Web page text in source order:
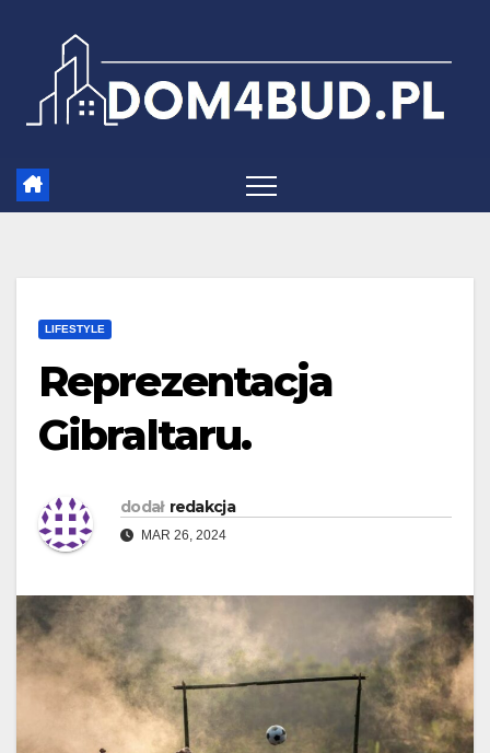
LIFESTYLE
Reprezentacja
Gibraltaru.
dodał redakcja
MAR 26, 2024